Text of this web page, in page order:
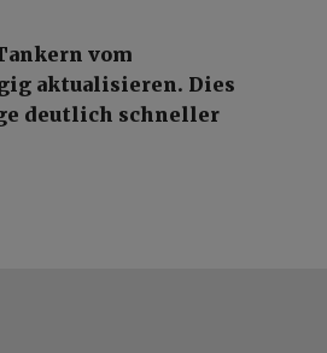
vom
aktualisieren. Dies
deutlich schneller